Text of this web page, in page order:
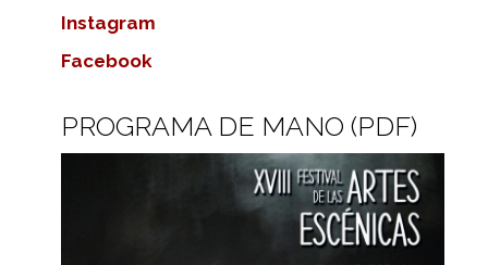
Instagram
Facebook
PROGRAMA DE MANO (PDF)